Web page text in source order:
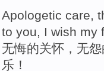
Apologetic care ,
to you I wish my
无悔的关怀 ，无怨
乐 ！